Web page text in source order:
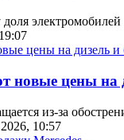
новые цены на
из-за
10:57